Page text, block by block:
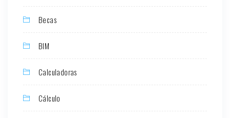
Becas
BIM
Calculadoras
Cálculo